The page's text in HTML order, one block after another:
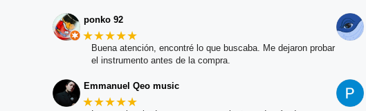
ponko 92
★★★★★
Buena atención, encontré lo que buscaba. Me dejaron probar
el instrumento antes de la compra.
Emmanuel Qeo music
★★★★★